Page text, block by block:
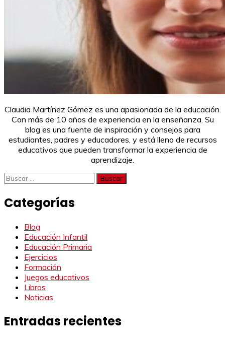
Claudia Martínez Gómez es una apasionada de la educación.
Con más de 10 años de experiencia en la enseñanza. Su
blog es una fuente de inspiración y consejos para
estudiantes, padres y educadores, y está lleno de recursos
educativos que pueden transformar la experiencia de
aprendizaje.
Buscar:
Categorías
Blog
Educación Infantil
Educación Primaria
Ejercicios
Formación
Juegos educativos
Libros
Noticias
Entradas recientes